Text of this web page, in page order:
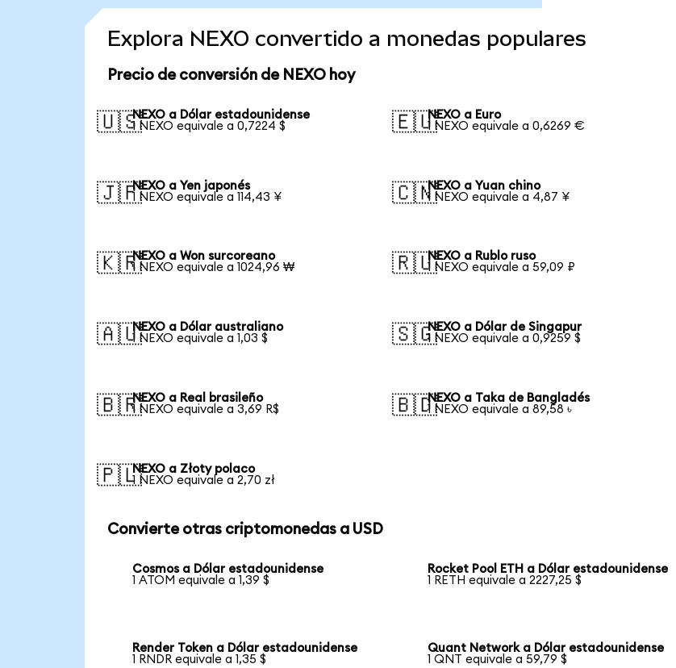
Explora NEXO convertido a monedas populares
Precio de conversión de NEXO hoy
🇺🇸NEXO a Dólar estadounidense
1 NEXO equivale a 0,7224 $
🇪🇺NEXO a Euro
1 NEXO equivale a 0,6269 €
🇯🇵NEXO a Yen japonés
1 NEXO equivale a 114,43 ¥
🇨🇳NEXO a Yuan chino
1 NEXO equivale a 4,87 ¥
🇰🇷NEXO a Won surcoreano
1 NEXO equivale a 1024,96 ₩
🇷🇺NEXO a Rublo ruso
1 NEXO equivale a 59,09 ₽
🇦🇺NEXO a Dólar australiano
1 NEXO equivale a 1,03 $
🇸🇬NEXO a Dólar de Singapur
1 NEXO equivale a 0,9259 $
🇧🇷NEXO a Real brasileño
1 NEXO equivale a 3,69 R$
🇧🇩NEXO a Taka de Bangladés
1 NEXO equivale a 89,58 ৳
🇵🇱NEXO a Złoty polaco
1 NEXO equivale a 2,70 zł
Convierte otras criptomonedas a USD
Cosmos a Dólar estadounidense
1 ATOM equivale a 1,39 $
Rocket Pool ETH a Dólar estadounidense
1 RETH equivale a 2227,25 $
Render Token a Dólar estadounidense
1 RNDR equivale a 1,35 $
Quant Network a Dólar estadounidense
1 QNT equivale a 59,79 $